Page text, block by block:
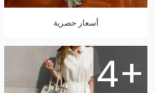
أسعار حصرية
4+